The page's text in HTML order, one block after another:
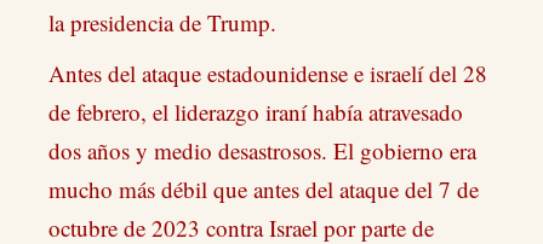
la presidencia de Trump.
Antes del ataque estadounidense e israelí del 28
de febrero, el liderazgo iraní había atravesado
dos años y medio desastrosos. El gobierno era
mucho más débil que antes del ataque del 7 de
octubre de 2023 contra Israel por parte de